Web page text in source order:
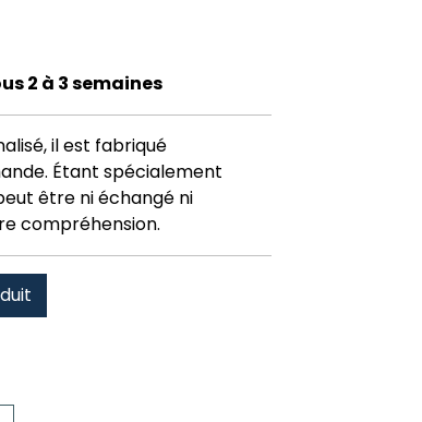
2 à 3 semaines
il est fabriqué
Étant spécialement
être ni échangé ni
compréhension.